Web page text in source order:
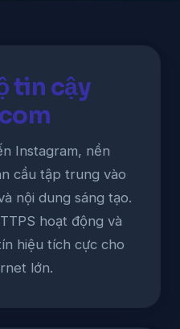
tin cậy
Instagram, nền
cầu tập trung vào
nội dung sáng tạo.
hoạt động và
hiệu tích cực cho
lớn.